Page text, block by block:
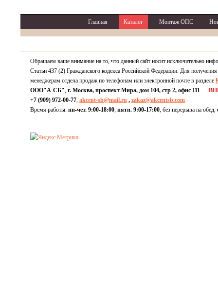
Главная Каталог Монтаж ОПС
Обращаем ваше внимание на то, что данный сайт носит исключительно
Статьи 437 (2) Гражданского кодекса Российской Федерации. Для
менеджерам отдела продаж по телефонам или электронной почте в разделе
ООО"А-СБ", г. Москва, проспект Мира, дом 104, стр 2, офис 111 ---
+7 (909) 972-00-77, akcent-sb@mail.ru , zakaz@akcentsb.com
Время работы: пн-чет. 9:00-18:00, пятн. 9:00-17:00, без перерыва на обед,